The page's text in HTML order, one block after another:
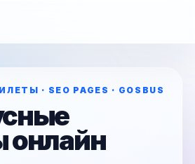
· SEO PAGES · GOSBUS
онлайн